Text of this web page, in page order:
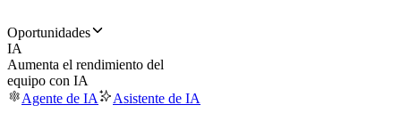
Oportunidades
IA
Aumenta el rendimiento del
equipo con IA
Agente de IA
Asistente de IA